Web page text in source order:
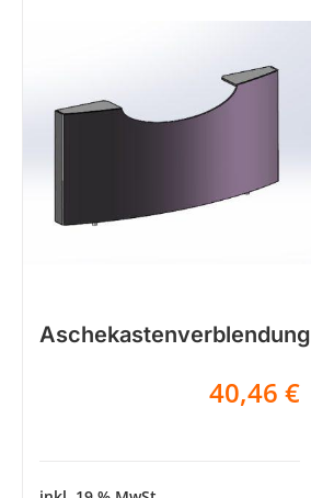
Aschekastenverblendung
40,46 €